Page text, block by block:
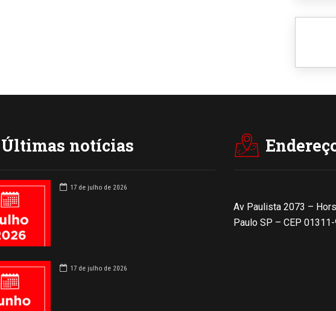
Últimas notícias
17 de julho de 2026
17 de julho de 2026
Av Paulista 2073 –
Paulo SP – CEP